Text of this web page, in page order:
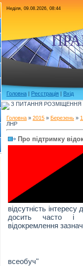
Неділя, 09.08.2026, 08:44
Головна | Реєстрація | Вхід
З ПИТАННЯ РОЗМІЩЕННЯ
Головна » 2015 » Березень »
ЛНР
Про підтримку
відсутність
досить часто і
відокремлення
всеобуч"